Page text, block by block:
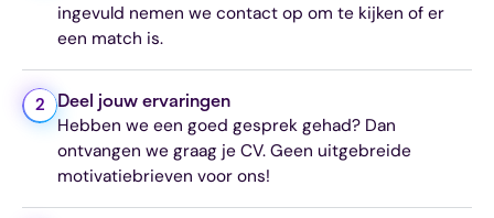
ingevuld nemen we contact op om te kijken of er
een match is.
2 Deel jouw ervaringen
Hebben we een goed gesprek gehad? Dan
ontvangen we graag je CV. Geen uitgebreide
motivatiebrieven voor ons!